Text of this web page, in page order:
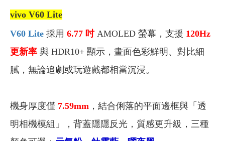
vivo V60 Lite
V60 Lite 採用 6.77 吋AMOLED 螢幕，支援 120Hz
更新率 與 HDR10+ 顯示，畫面色彩鮮明、對比細
膩，無論追劇或玩遊戲都相當沉浸。
機身厚度僅 7.59mm ，結合俐落的平面邊框與「透
明相機模組」，背蓋隱隱反光，質感更升級，三種